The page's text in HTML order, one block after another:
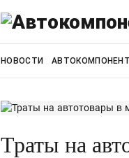
НОВОСТИ
Траты на